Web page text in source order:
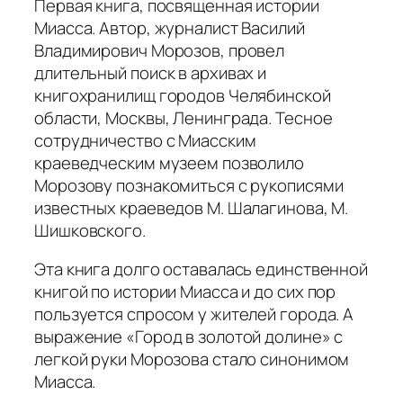
Первая книга, посвященная истории
Миасса. Автор, журналист Василий
Владимирович Морозов, провел
длительный поиск в архивах и
книгохранилищ городов Челябинской
области, Москвы, Ленинграда. Тесное
сотрудничество с Миасским
краеведческим музеем позволило
Морозову познакомиться с рукописями
известных краеведов М. Шалагинова, М.
Шишковского.
Эта книга долго оставалась единственной
книгой по истории Миасса и до сих пор
пользуется спросом у жителей города. А
выражение «Город в золотой долине» с
легкой руки Морозова стало синонимом
Миасса.